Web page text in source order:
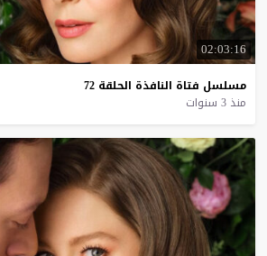
02:03:16
مسلسل فتاة النافذة الحلقة 72
منذ 3 سنوات